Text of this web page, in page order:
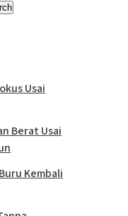
Usai
Berat Usai
Kembali